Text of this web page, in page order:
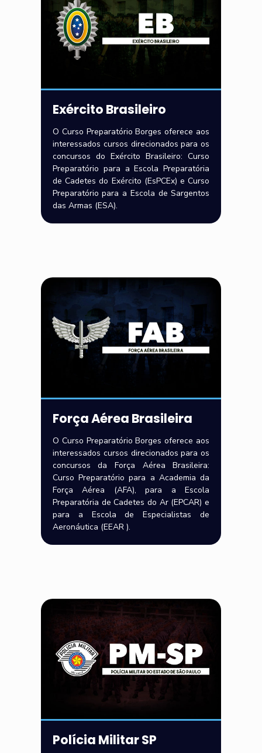
Exército Brasileiro
O Curso Preparatório Borges oferece aos
interessados cursos direcionados para os
concursos do Exército Brasileiro: Curso
Preparatório para a Escola Preparatória
de Cadetes do Exército (EsPCEx) e Curso
Preparatório para a Escola de Sargentos
das Armas (ESA).
Força Aérea Brasileira
O Curso Preparatório Borges oferece aos
interessados cursos direcionados para os
concursos da Força Aérea Brasileira:
Curso Preparatório para a Academia da
Força Aérea (AFA), para a Escola
Preparatória de Cadetes do Ar (EPCAR) e
para a Escola de Especialistas de
Aeronáutica (EEAR ).
Polícia Militar SP